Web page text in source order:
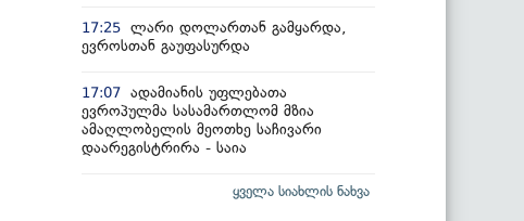
17:25 ლარი დოლართან გამყარდა,
ევროსთან გაუფასურდა
17:07 ადამიანის უფლებათა
ევროპულმა სასამართლომ მზია
ამაღლობელის მეოთხე საჩივარი
დაარეგისტრირა - საია
ყველა სიახლის ნახვა